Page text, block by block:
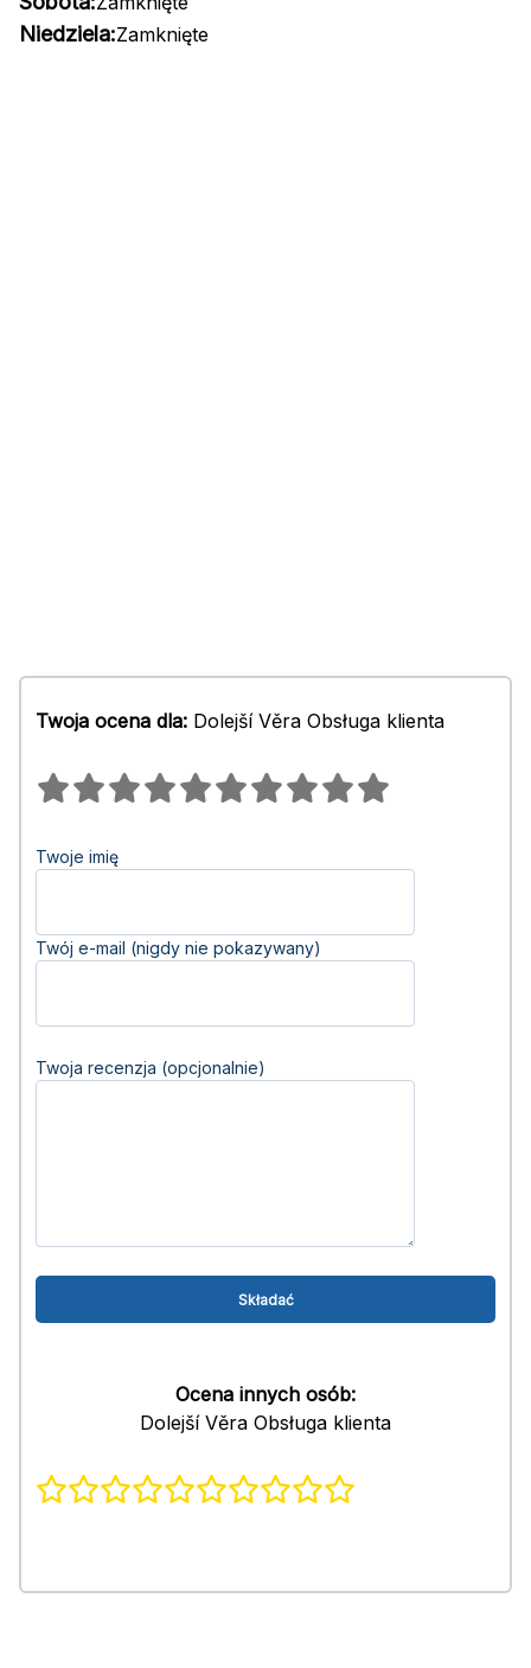
Niedziela:Zamknięte
Twoja ocena dla: Dolejší Věra Obsługa klienta
Twoje imię
Twój e-mail (nigdy nie pokazywany)
Twoja recenzja (opcjonalnie)
Ocena innych osób:
Dolejší Věra Obsługa klienta